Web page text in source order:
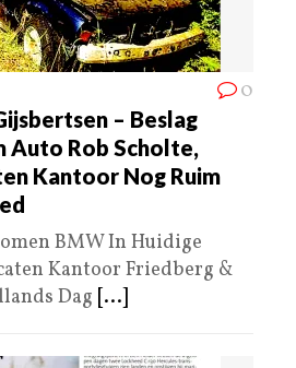
0
– Beslag
Auto Rob Scholte,
Kantoor Nog Ruim
BMW In Huidige
Kantoor Friedberg &
Dag [...]